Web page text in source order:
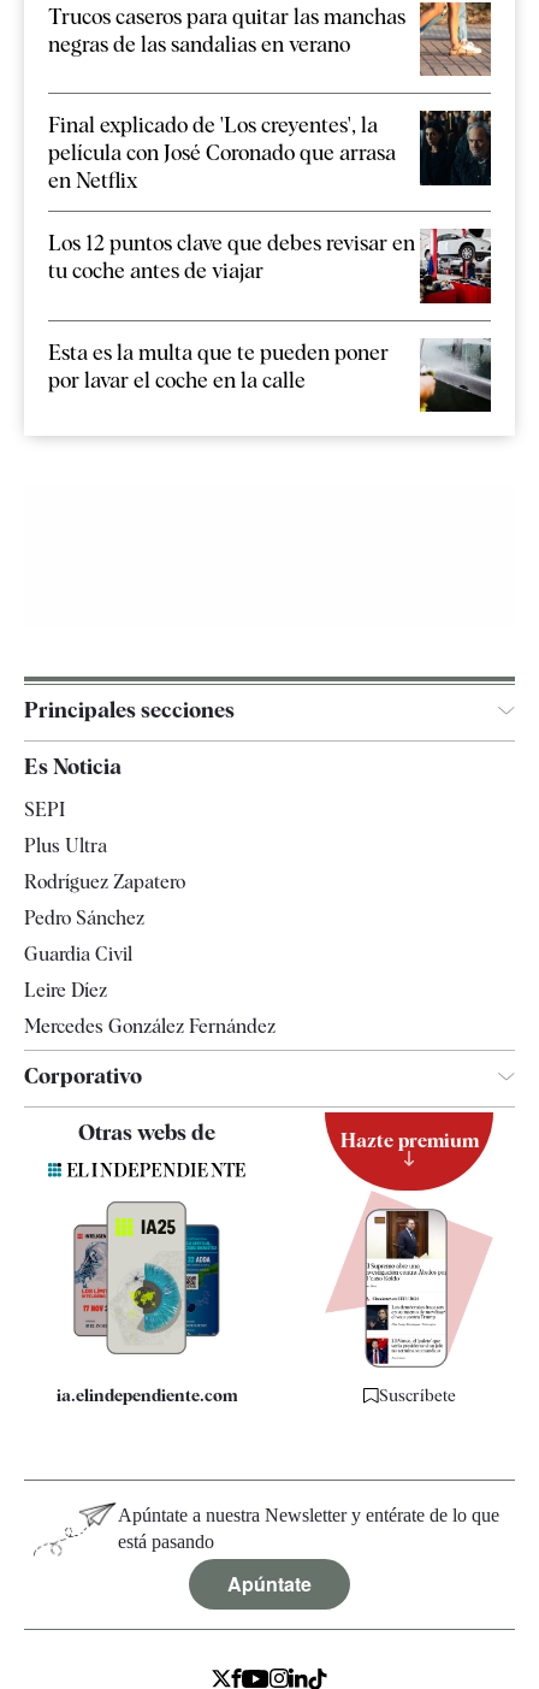
Trucos caseros para quitar las manchas
negras de las sandalias en verano
Final explicado de 'Los creyentes', la
película con José Coronado que arrasa
en Netflix
Los 12 puntos clave que debes revisar en
tu coche antes de viajar
Esta es la multa que te pueden poner
por lavar el coche en la calle
Principales secciones
España
Televisión
Es Noticia
SEPI
Plus Ultra
Rodríguez Zapatero
Pedro Sánchez
Guardia Civil
Leire Díez
Mercedes González Fernández
Corporativo
Contacto
Quiénes somos
Especificaciones
Otras webs de
ia.elindependiente.com
Hazte premium
Suscríbete
Apúntate a nuestra Newsletter y entérate de lo que
está pasando
Apúntate